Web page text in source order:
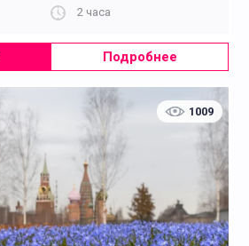
2 часа
Подробнее
1009